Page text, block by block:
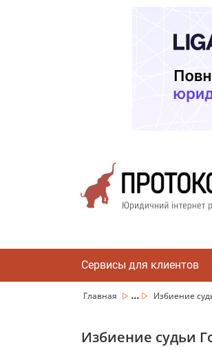
Сервисы для клиентов
Главная ... Избиение
Избиение судьи